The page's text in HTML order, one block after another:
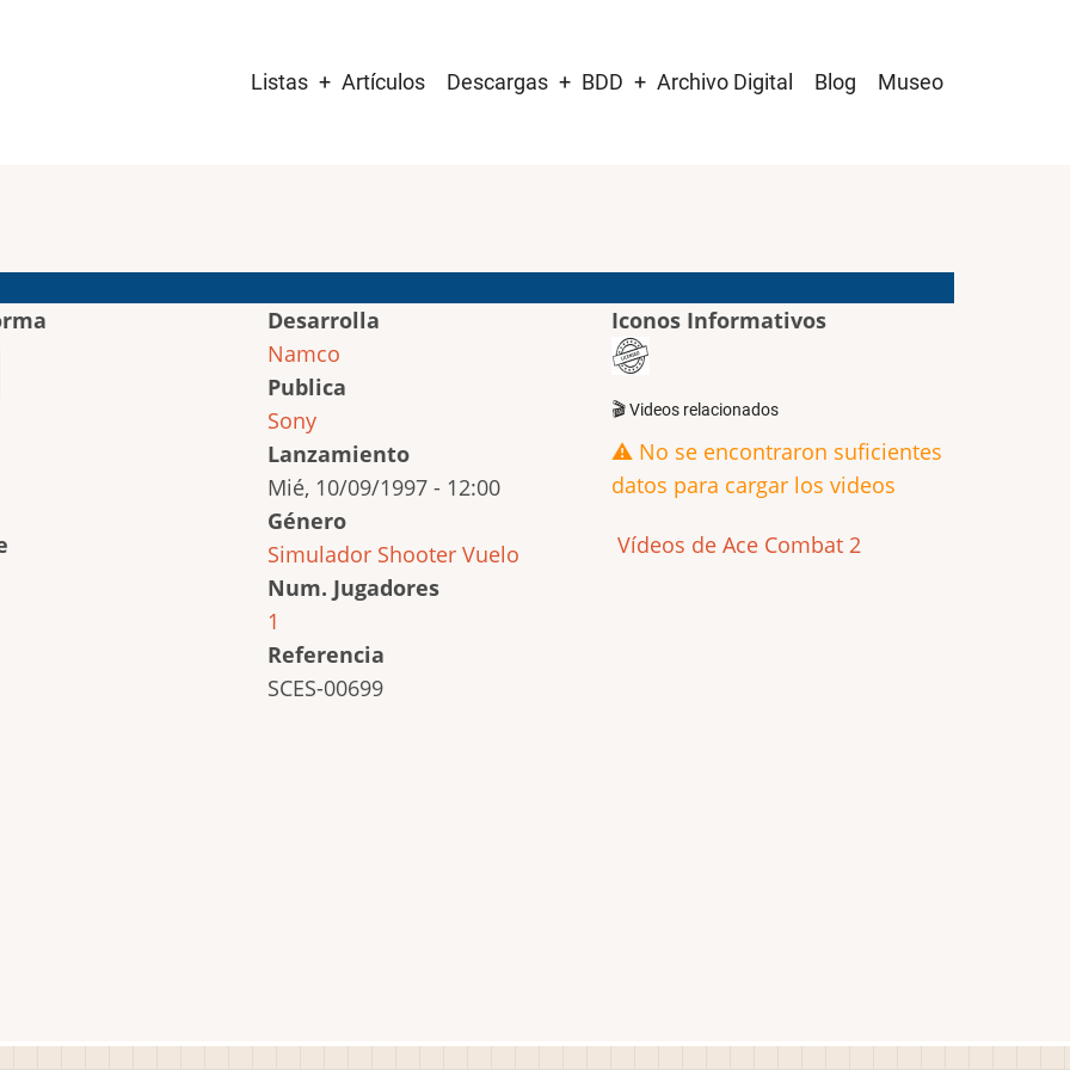
navigation
Listas Artículos Descargas BDD Archivo Digital Blog Museo
Desarrolla
Namco
Publica
Sony
Lanzamiento
Mié, 10/09/1997 - 12:00
Género
Simulador Shooter Vuelo
Num. Jugadores
1
Referencia
SCES-00699
Iconos Informativos
🎬 Videos relacionados
⚠️ No se encontraron suficientes
datos para cargar los videos
Vídeos de Ace Combat 2